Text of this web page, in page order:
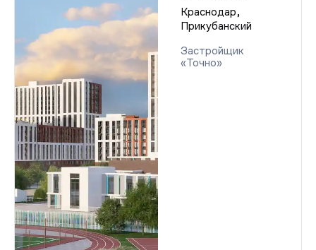
Краснодар,
Прикубанский
Застройщик
«Точно»